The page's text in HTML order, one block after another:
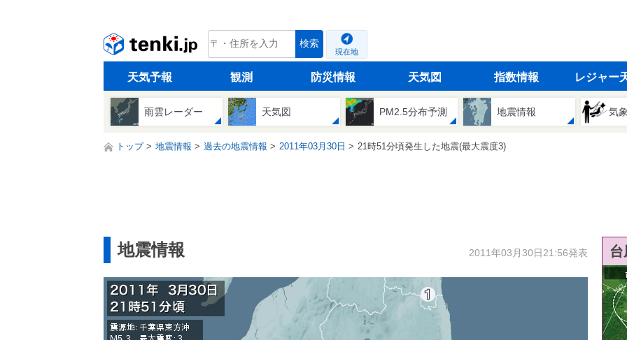
tenki.jp 検索
現在地
天気予報 観測 防災情報 天気図 指数情報 レジャー
雨雲レーダー 天気図 PM2.5分布予測 地震情報 気
トップ 地震情報 過去の地震情報 2011年03月30日 21時51分頃発生した地震(最大震度3)
地震情報 2011年03月30日21:56発表